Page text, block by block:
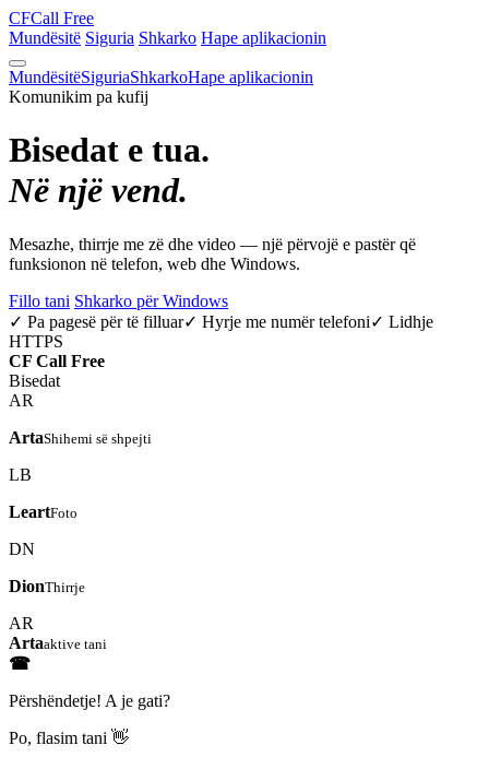
CFCall Free
Mundësitë Siguria Shkarko Hape aplikacionin
MundësitëSiguriaShkarkoHape aplikacionin
Komunikim pa kufij
Bisedat e tua.
Në një vend.
Mesazhe, thirrje me zë dhe video — një përvojë e pastër që
funksionon në telefon, web dhe Windows.
Fillo tani Shkarko për Windows
✓ Pa pagesë për të filluar✓ Hyrje me numër telefoni✓ Lidhje
HTTPS
CF Call Free
Bisedat
AR
ArtaShihemi së shpejti
LB
LeartFoto
DN
DionThirrje
AR
Artaaktive tani
☎
Përshëndetje! A je gati?
Po, flasim tani 👋